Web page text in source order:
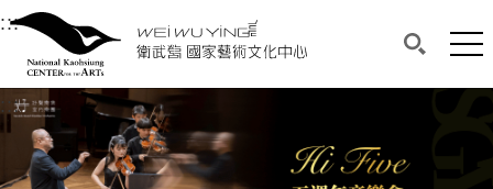
衛武營國家藝術文化中心
中央內容區塊，為本頁主要內容區。
:::選單連結區塊，此區塊列有本網站主要連結。
衛武營國家藝術文化中心
搜尋(開
網
:::中央內容區塊，為本頁主要內容區。